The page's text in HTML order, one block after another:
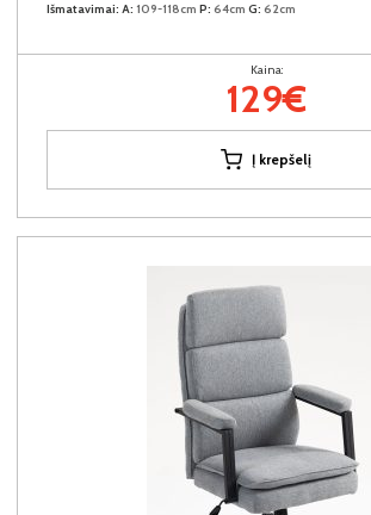
Išmatavimai: A: 109-118cm P: 64cm G: 62cm
Kaina:
129€
Į krepšelį